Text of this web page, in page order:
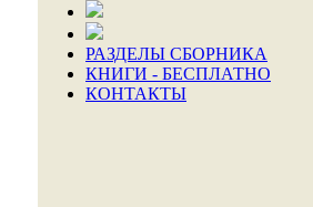
РАЗДЕЛЫ СБОРНИКА
КНИГИ - БЕСПЛАТНО
КОНТАКТЫ